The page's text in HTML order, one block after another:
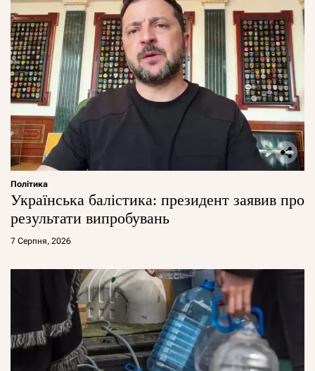
Політика
Українська балістика: президент заявив про
результати випробувань
7 Серпня, 2026